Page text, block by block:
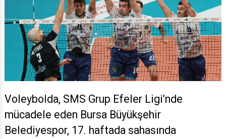
Voleybolda, SMS Grup Efeler Ligi’nde
mücadele eden Bursa Büyükşehir
Belediyespor, 17. haftada sahasında